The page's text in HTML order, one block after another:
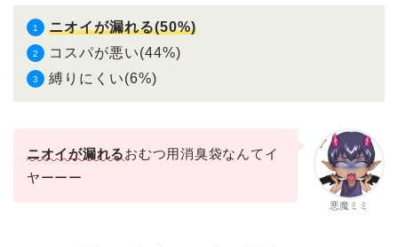
ニオイが漏れる(50%)
コスパが悪い(44%)
縛りにくい(6%)
悪魔ミミ
ニオイが漏れるおむつ用消臭袋なんてイ
ヤーーー